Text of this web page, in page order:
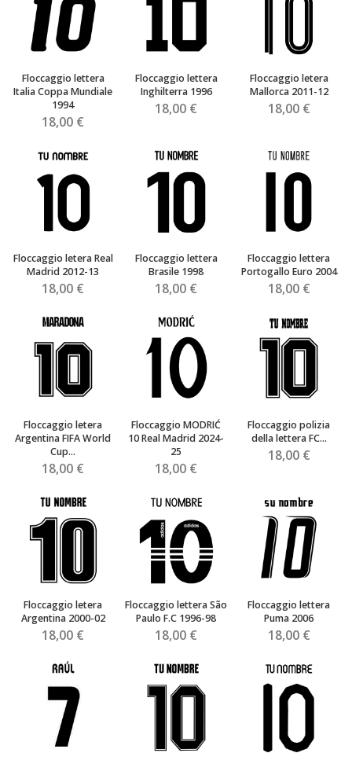
Floccaggio lettera
Italia Coppa Mundiale
1994
18,00 €
Floccaggio lettera
Inghilterra 1996
18,00 €
Floccaggio letera
Mallorca 2011-12
18,00 €
Floccaggio letera Real
Madrid 2012-13
18,00 €
Floccaggio lettera
Brasile 1998
18,00 €
Floccaggio lettera
Portogallo Euro 2004
18,00 €
Floccaggio letera
Argentina FIFA World
Cup...
18,00 €
Floccaggio MODRIĆ
10 Real Madrid 2024-
25
18,00 €
Floccaggio polizia
della lettera FC...
18,00 €
Floccaggio letera
Argentina 2000-02
18,00 €
Floccaggio lettera São
Paulo F.C 1996-98
18,00 €
Floccaggio lettera
Puma 2006
18,00 €